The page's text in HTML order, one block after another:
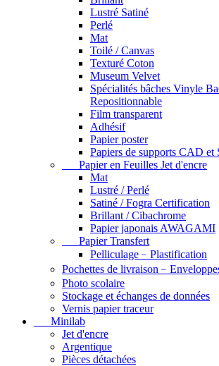
Lustré Satiné
Perlé
Mat
Toilé / Canvas
Texturé Coton
Museum Velvet
Spécialités bâches Vinyle
Repositionnable
Film transparent
Adhésif
Papier poster
Papiers de supports CAD et
Papier en Feuilles Jet d'encre
Mat
Lustré / Perlé
Satiné / Fogra Certification
Brillant / Cibachrome
Papier japonais AWAGAMI
Papier Transfert
Pelliculage﹣Plastification
Pochettes de
Photo scolaire
Stockage et échanges de données
Vernis papier traceur
Minilab
Jet d'encre
Argentique
Pièces détachées